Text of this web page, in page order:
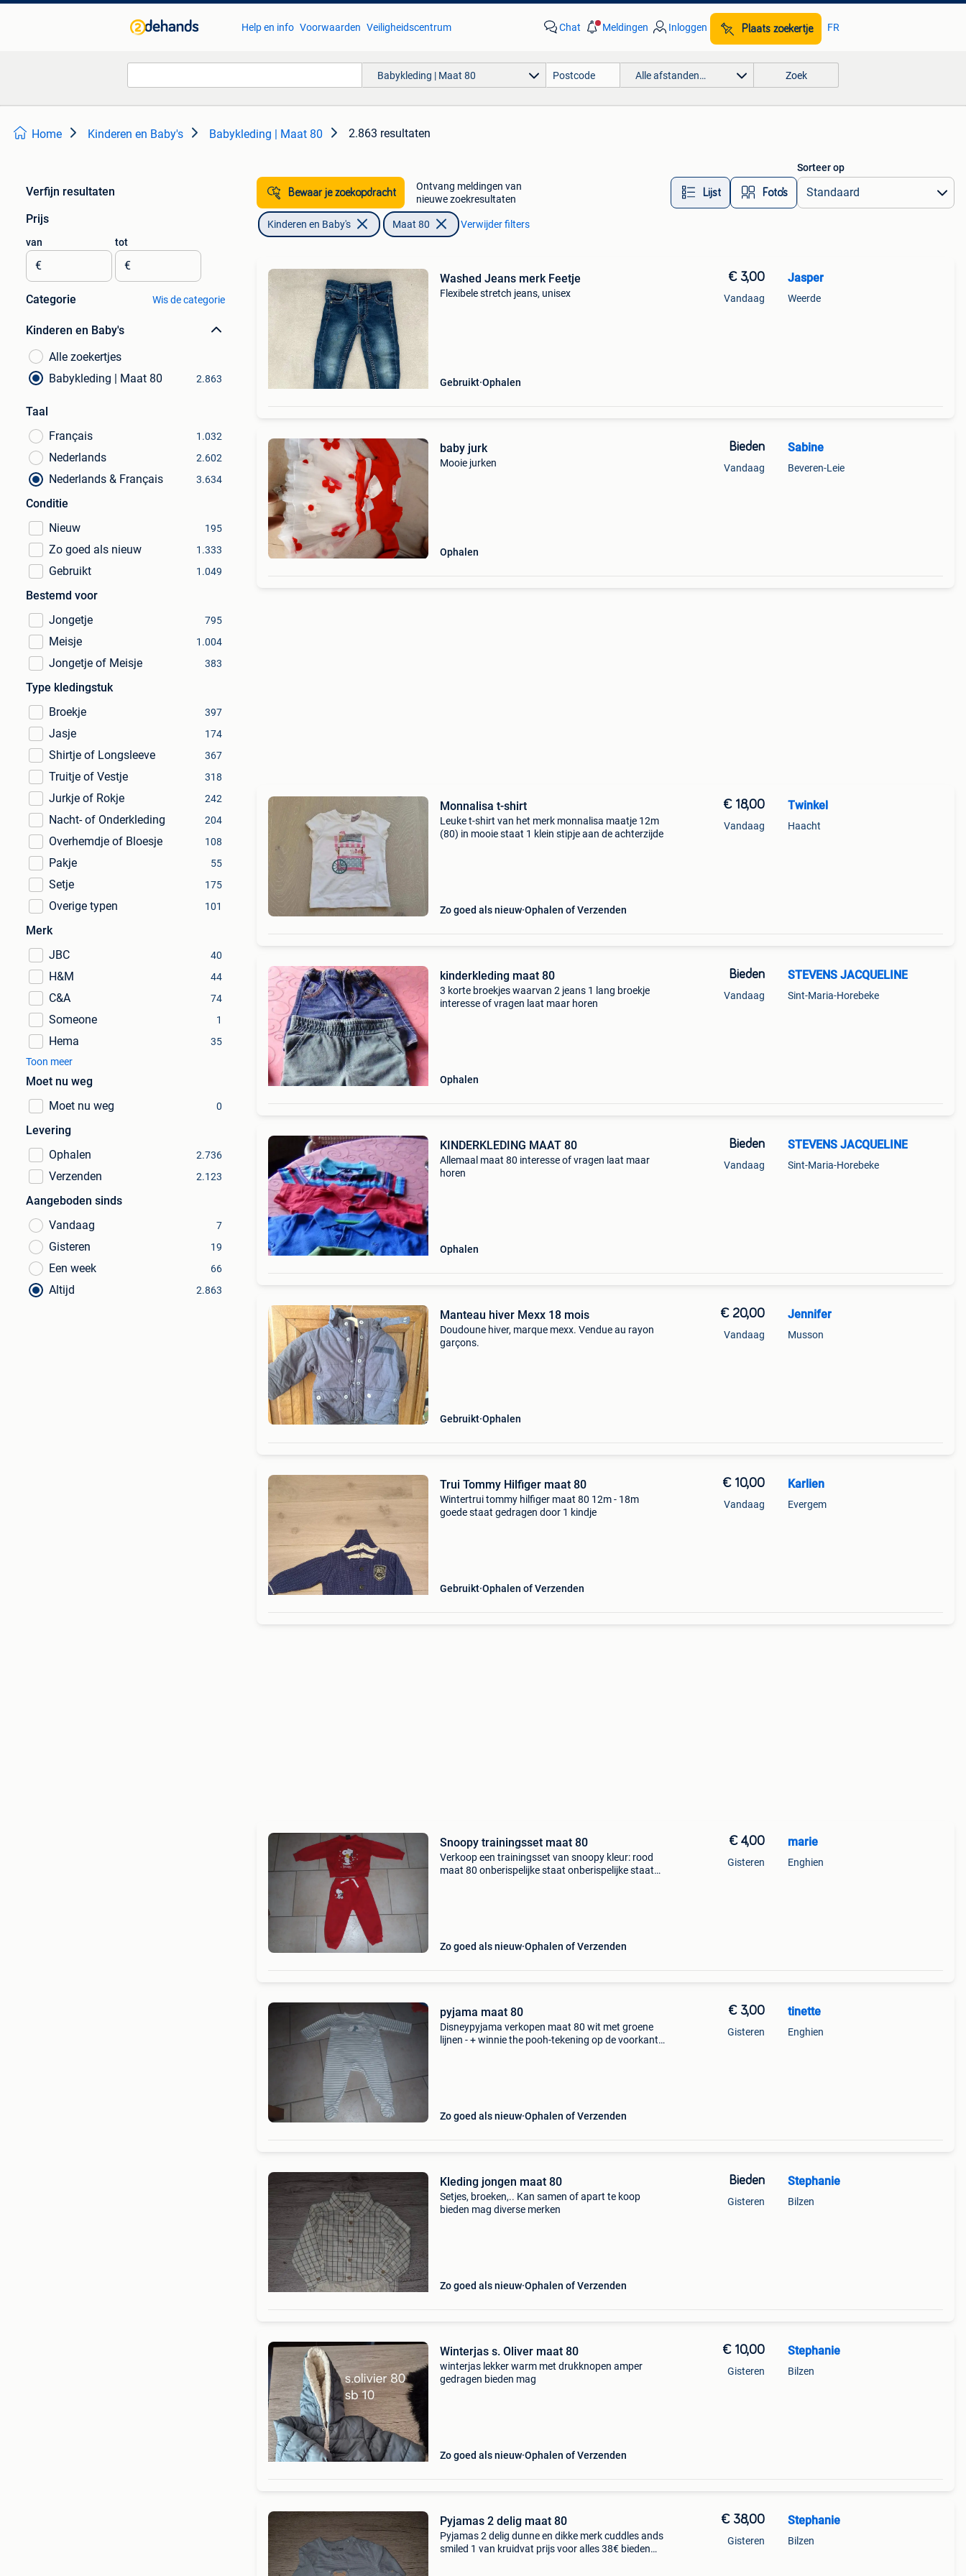
Help en info Voorwaarden Veiligheidscentrum Chat Meldingen Inloggen Plaats zoekertje FR
Babykleding | Maat 80 Alle afstanden… Zoek
Home Kinderen en Baby's Babykleding | Maat 80 2.863 resultaten
Verfijn resultaten
Prijs
van
€
tot
€
Categorie Wis de categorie
Kinderen en Baby's
Alle zoekertjes
Babykleding | Maat 80
2.863
Taal
Français
1.032
Nederlands 2.602
Nederlands & Français 3.634
Conditie
Nieuw
195
Zo goed als nieuw 1.333
Gebruikt 1.049
Bestemd voor
Jongetje
795
Meisje 1.004
Jongetje of Meisje 383
Type kledingstuk
Broekje
397
Jasje 174
Shirtje of Longsleeve 367
Truitje of Vestje 318
Jurkje of Rokje 242
Nacht- of Onderkleding 204
Overhemdje of Bloesje 108
Pakje 55
Setje 175
Overige typen 101
Merk
JBC
40
H&M 44
C&A 74
Someone 1
Hema
35
Toon meer
Moet nu weg
Moet nu weg
0
Levering
Ophalen
2.736
Verzenden 2.123
Aangeboden sinds
Vandaag
7
Gisteren 19
Een week 66
Altijd 2.863
Bewaar je zoekopdracht
Ontvang meldingen van
nieuwe zoekresultaten
Lijst Foto’s
Sorteer op
Kinderen en Baby's Maat 80 Verwijder filters
Washed Jeans merk Feetje
Flexibele stretch jeans, unisex
Gebruikt Ophalen
€ 3,00
Vandaag
Jasper
Weerde
baby jurk
Mooie jurken
Ophalen
Bieden
Vandaag
Sabine
Beveren-Leie
Monnalisa t-shirt
Leuke t-shirt van het merk monnalisa maatje 12m
(80) in mooie staat 1 klein stipje aan de achterzijde
Zo goed als nieuw Ophalen of Verzenden
€ 18,00
Vandaag
Twinkel
Haacht
kinderkleding maat 80
3 korte broekjes waarvan 2 jeans 1 lang broekje
interesse of vragen laat maar horen
Ophalen
Bieden
Vandaag
STEVENS JACQUELINE
Sint-Maria-Horebeke
KINDERKLEDING MAAT 80
Allemaal maat 80 interesse of vragen laat maar
horen
Ophalen
Bieden
Vandaag
STEVENS JACQUELINE
Sint-Maria-Horebeke
Manteau hiver Mexx 18 mois
Doudoune hiver, marque mexx. Vendue au rayon
garçons.
Gebruikt Ophalen
€ 20,00
Vandaag
Jennifer
Musson
Trui Tommy Hilfiger maat 80
Wintertrui tommy hilfiger maat 80 12m - 18m
goede staat gedragen door 1 kindje
Gebruikt Ophalen of Verzenden
€ 10,00
Vandaag
Karlien
Evergem
Snoopy trainingsset maat 80
Verkoop een trainingsset van snoopy kleur: rood
maat 80 onberispelijke staat onberispelijke staat
Zo goed als nieuw Ophalen of Verzenden
€ 4,00
Gisteren
marie
Enghien
pyjama maat 80
Disneypyjama verkopen maat 80 wit met groene
lijnen - + winnie the pooh-tekening op de voorkant
Zo goed als nieuw Ophalen of Verzenden
€ 3,00
Gisteren
tinette
Enghien
Kleding jongen maat 80
Setjes, broeken,.. Kan samen of apart te koop
bieden mag diverse merken
Zo goed als nieuw Ophalen of Verzenden
Bieden
Gisteren
Stephanie
Bilzen
Winterjas s. Oliver maat 80
​winterjas lekker warm met drukknopen amper
gedragen bieden mag
Zo goed als nieuw Ophalen of Verzenden
€ 10,00
Gisteren
Stephanie
Bilzen
Pyjamas 2 delig maat 80
Pyjamas 2 delig dunne en dikke merk cuddles ands
smiled 1 van kruidvat prijs voor alles 38€ bieden
€ 38,00
Gisteren
Stephanie
Bilzen